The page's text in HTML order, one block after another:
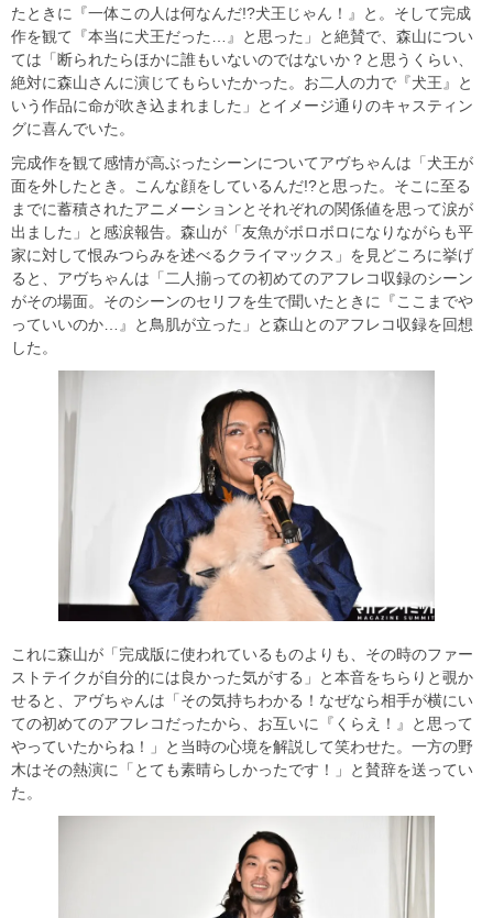
たときに『一体この人は何なんだ!?犬王じゃん！』と。そして完成
作を観て『本当に犬王だった…』と思った」と絶賛で、森山につい
ては「断られたらほかに誰もいないのではないか？と思うくらい、
絶対に森山さんに演じてもらいたかった。お二人の力で『犬王』と
いう作品に命が吹き込まれました」とイメージ通りのキャスティン
グに喜んでいた。
完成作を観て感情が高ぶったシーンについてアヴちゃんは「犬王が
面を外したとき。こんな顔をしているんだ!?と思った。そこに至る
までに蓄積されたアニメーションとそれぞれの関係値を思って涙が
出ました」と感涙報告。森山が「友魚がボロボロになりながらも平
家に対して恨みつらみを述べるクライマックス」を見どころに挙げ
ると、アヴちゃんは「二人揃っての初めてのアフレコ収録のシーン
がその場面。そのシーンのセリフを生で聞いたときに『ここまでや
っていいのか…』と鳥肌が立った」と森山とのアフレコ収録を回想
した。
これに森山が「完成版に使われているものよりも、その時のファー
ストテイクが自分的には良かった気がする」と本音をちらりと覗か
せると、アヴちゃんは「その気持ちわかる！なぜなら相手が横にい
ての初めてのアフレコだったから、お互いに『くらえ！』と思って
やっていたからね！」と当時の心境を解説して笑わせた。一方の野
木はその熱演に「とても素晴らしかったです！」と賛辞を送ってい
た。